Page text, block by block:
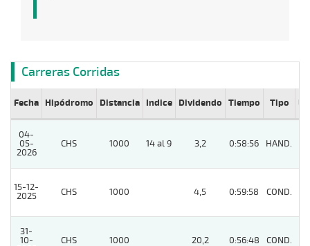
Carreras Corridas
Fecha Hipódromo Distancia Indice Dividendo Tiempo Tipo Lº
04-
05-
2026
CHS 1000 14 al 9 3,2 0:58:56 HAND.
15-12-
2025
CHS 1000 4,5 0:59:58 COND.
31-
10-
CHS 1000 20,2 0:56:48 COND.